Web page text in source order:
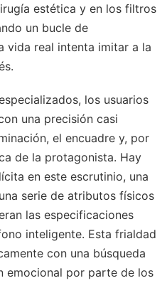
estética y en los filtros
un bucle de
vida real intenta imitar a la
los usuarios
una precisión casi
el encuadre y, por
de la protagonista. Hay
en este escrutinio, una
serie de atributos físicos
las especificaciones
inteligente. Esta frialdad
con una búsqueda
emocional por parte de los